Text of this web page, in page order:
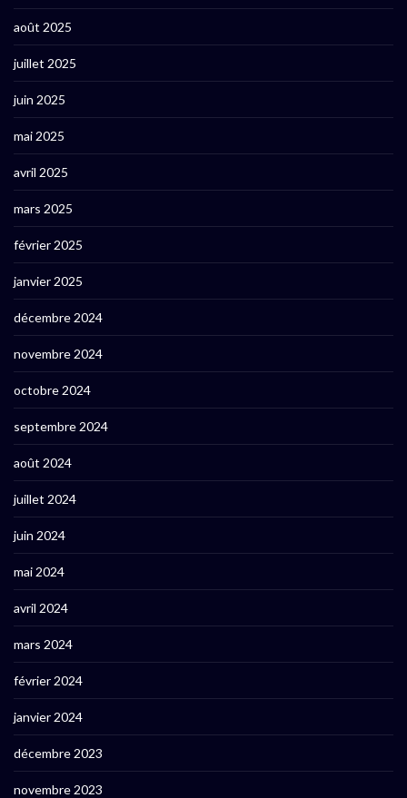
août 2025
juillet 2025
juin 2025
mai 2025
avril 2025
mars 2025
février 2025
janvier 2025
décembre 2024
novembre 2024
octobre 2024
septembre 2024
août 2024
juillet 2024
juin 2024
mai 2024
avril 2024
mars 2024
février 2024
janvier 2024
décembre 2023
novembre 2023